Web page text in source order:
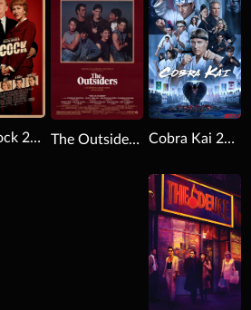
Download
Cobra Kai 2018
The Outsiders 1983
Hitchcock 2012